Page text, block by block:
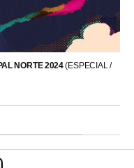
NORTE 2024(ESPECIAL /